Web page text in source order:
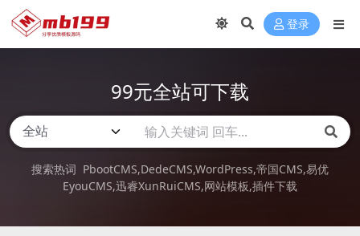
登录
99元全站可下载
搜索热词 PbootCMS DedeCMS WordPress 帝国CMS 易优
EyouCMS 迅睿XunRuiCMS 网站模板 插件下载